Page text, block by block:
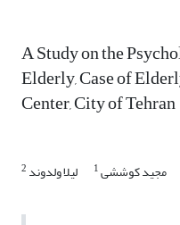
A Study on the
Elderly, Case of
Center, City of Tehran
مجید کوششی1 لیلا ولدوند 2